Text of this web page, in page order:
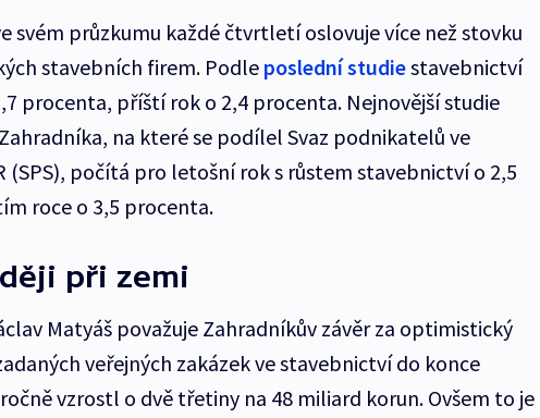
svém průzkumu každé čtvrtletí oslovuje více než stovku
stavebních firem. Podleposlední studiestavebnictví
procenta, příští rok o 2,4 procenta. Nejnovější studie
na které se podílel Svaz podnikatelů ve
(SPS), počítá pro letošní rok s růstem stavebnictví o 2,5
roce o 3,5 procenta.
při zemi
Matyáš považuje Zahradníkův závěr za optimistický
veřejných zakázek ve stavebnictví do konce
vzrostl o dvě třetiny na 48 miliard korun. Ovšem to je